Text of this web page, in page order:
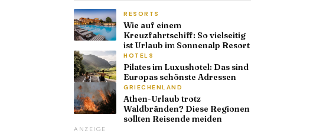
RESORTS
Wie auf einem
Kreuzfahrtschiff: So vielseitig
ist Urlaub im Sonnenalp Resort
HOTELS
Pilates im Luxushotel: Das sind
Europas schönste Adressen
GRIECHENLAND
Athen-Urlaub trotz
Waldbränden? Diese Regionen
sollten Reisende meiden
ANZEIGE